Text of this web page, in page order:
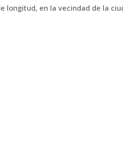
longitud, en la vecindad de la